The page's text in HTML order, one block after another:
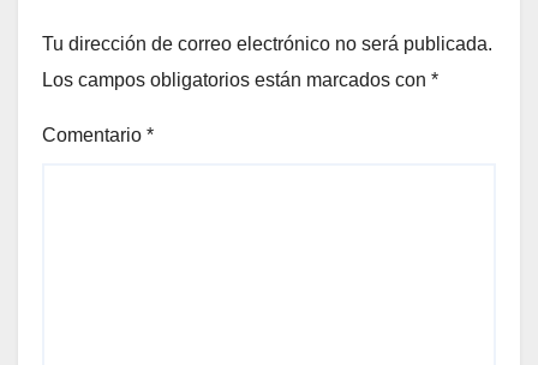
Tu dirección de correo electrónico no será publicada.
Los campos obligatorios están marcados con *
Comentario *